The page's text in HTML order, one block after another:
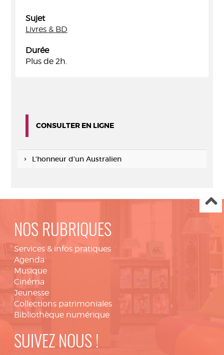
Sujet
Livres & BD
Durée
Plus de 2h.
CONSULTER EN LIGNE
L'honneur d'un Australien
NOS RUBRIQUES
Services & infos pratiques
Agenda
Musique
Cinéma
Jeunesse
Collections patrimoniales
Bibliothèque numérique
SUIVEZ NOUS !